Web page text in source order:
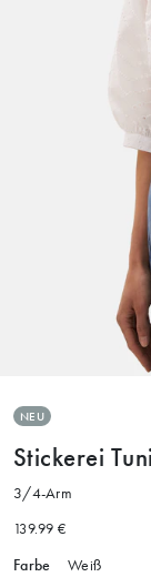
NEU
Stickerei
3/4-Arm
139.99 €
Farbe Weiß